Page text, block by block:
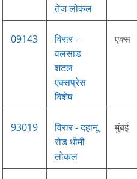
तेज लोकल
09143
विरार -
वलसाड
शटल
एक्सप्रेस
विशेष
एक्स
93019
विरार - दहानू
रोड धीमी
लोकल
मुंबई